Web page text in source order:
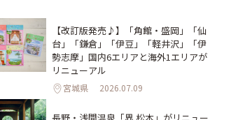
【改訂版発売♪】「角館・盛岡」「仙
台」「鎌倉」「伊豆」「軽井沢」「伊
勢志摩」国内6エリアと海外1エリアが
リニューアル
宮城県 2026.07.09